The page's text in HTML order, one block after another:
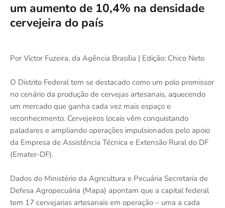
um aumento de 10,4% na densidade
cervejeira do país
Por Victor Fuzeira, da Agência Brasília | Edição: Chico Neto
O Distrito Federal tem se destacado como um polo promissor
no cenário da produção de cervejas artesanais, aquecendo
um mercado que ganha cada vez mais espaço e
reconhecimento. Cervejeiros locais vêm conquistando
paladares e ampliando operações impulsionados pelo apoio
da Empresa de Assistência Técnica e Extensão Rural do DF
(Emater-DF).
Dados do Ministério da Agricultura e Pecuária Secretaria de
Defesa Agropecuária (Mapa) apontam que a capital federal
tem 17 cervejarias artesanais em operação – uma a cada